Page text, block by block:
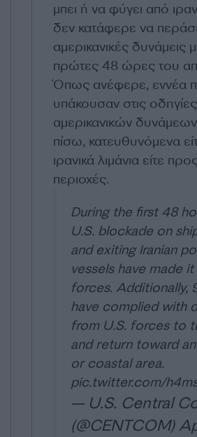
μπει ή να φύγει από
δεν κατάφερε να
αμερικανικές δυνάμεις
πρώτες 48 ώρες του
Όπως ανέφερε, εννέα
υπάκουσαν στις
αμερικανικών
πίσω, κατευθυνόμενα
ιρανικά λιμάνια είτε
περιοχές.
During the first 48
U.S. blockade on
and exiting Iranian
vessels have made it
forces. Additionally,
have complied with
from U.S. forces to
and return toward
or coastal area.
pic.twitter.com/
— U.S. Central
(@CENTCOM)